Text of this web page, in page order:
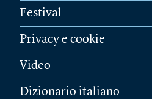
Festival
Privacy e cookie
Video
Dizionario italiano